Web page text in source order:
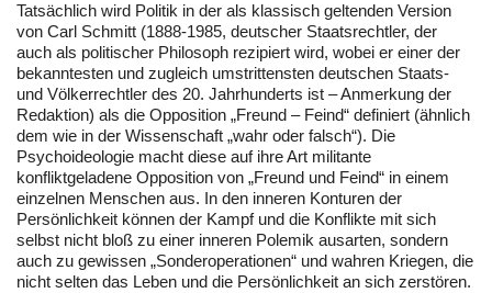
Tatsächlich wird Politik in der als klassisch geltenden Version
von Carl Schmitt (1888-1985, deutscher Staatsrechtler, der
auch als politischer Philosoph rezipiert wird, wobei er einer der
bekanntesten und zugleich umstrittensten deutschen Staats-
und Völkerrechtler des 20. Jahrhunderts ist – Anmerkung der
Redaktion) als die Opposition „Freund – Feind“ definiert (ähnlich
dem wie in der Wissenschaft „wahr oder falsch“). Die
Psychoideologie macht diese auf ihre Art militante
konfliktgeladene Opposition von „Freund und Feind“ in einem
einzelnen Menschen aus. In den inneren Konturen der
Persönlichkeit können der Kampf und die Konflikte mit sich
selbst nicht bloß zu einer inneren Polemik ausarten, sondern
auch zu gewissen „Sonderoperationen“ und wahren Kriegen, die
nicht selten das Leben und die Persönlichkeit an sich zerstören.